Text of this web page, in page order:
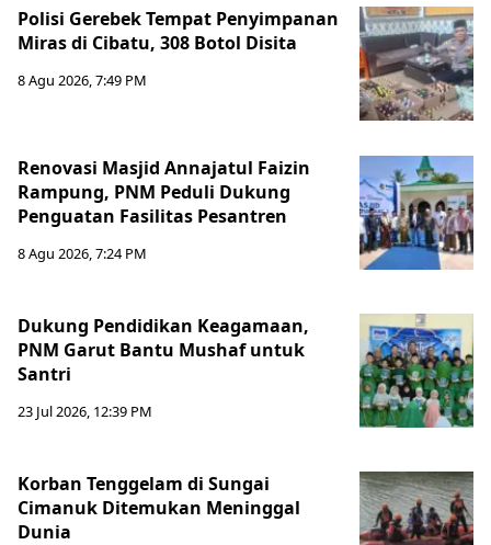
Polisi Gerebek Tempat Penyimpanan
Miras di Cibatu, 308 Botol Disita
8 Agu 2026, 7:49 PM
Renovasi Masjid Annajatul Faizin
Rampung, PNM Peduli Dukung
Penguatan Fasilitas Pesantren
8 Agu 2026, 7:24 PM
Dukung Pendidikan Keagamaan,
PNM Garut Bantu Mushaf untuk
Santri
23 Jul 2026, 12:39 PM
Korban Tenggelam di Sungai
Cimanuk Ditemukan Meninggal
Dunia